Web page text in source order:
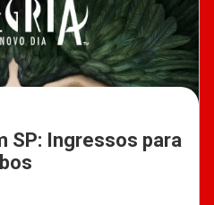
SP: Ingressos para